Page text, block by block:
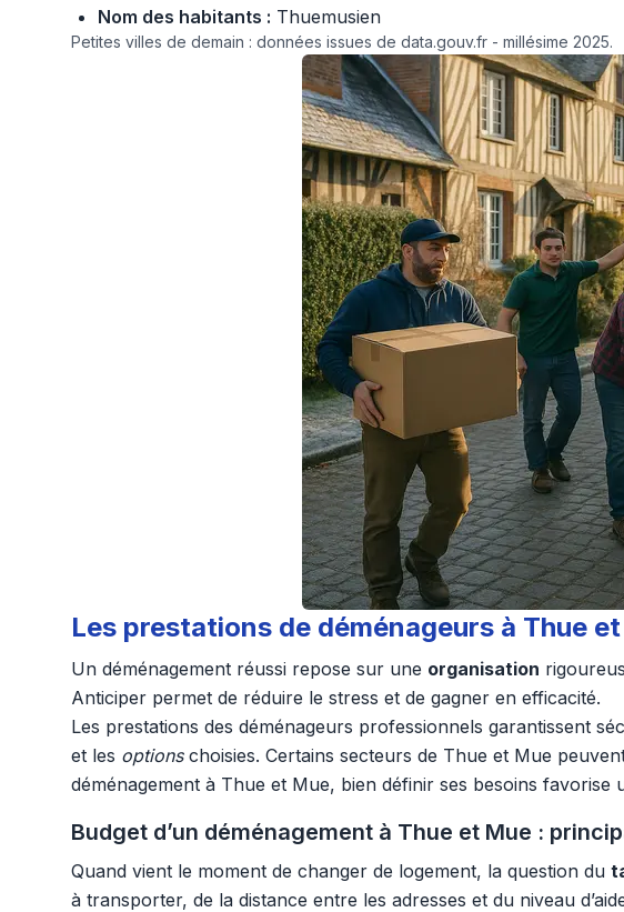
Nom des habitants : Thuemusien
Petites villes de demain : données issues de data.gouv.fr - millésime 2025.
Les prestations de déménageurs à Thue
Un déménagement réussi repose sur une organisation
Anticiper permet de réduire le stress et de gagner en efficacité.
Les prestations des déménageurs professionnels garantissent
et les optionschoisies. Certains secteurs de Thue et Mue
déménagement à Thue et Mue, bien définir ses besoins favorise
Budget d’un déménagement à Thue et Mue :
Quand vient le moment de changer de logement, la question du
à transporter, de la distance entre les adresses et du niveau